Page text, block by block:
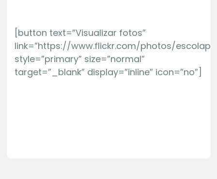
[button text=”Visualizar fotos”
link=”https://www.flickr.com/photos/
style=”primary” size=”normal”
target=”_blank” display=”inline” icon=”no”]